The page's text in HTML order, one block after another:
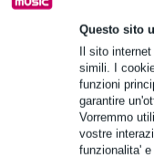
Questo sito
Il sito
simili. I
funzioni
garantire
Vorremmo
vostre
funzionalita'
Informazioni sul
Inclusi nella fornitura:
larga da 8 Ohm
numero di
Specifiche complete